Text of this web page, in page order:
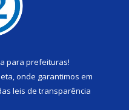
para prefeituras!
onde garantimos em
leis de transparência